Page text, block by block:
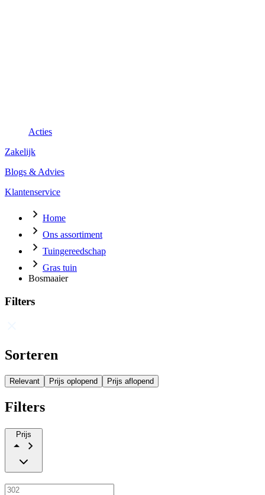
Acties
Zakelijk
Blogs & Advies
Klantenservice
Home
Ons assortiment
Tuingereedschap
Gras tuin
Bosmaaier
Filters
Sorteren
Relevant Prijs oplopend Prijs aflopend
Filters
Prijs